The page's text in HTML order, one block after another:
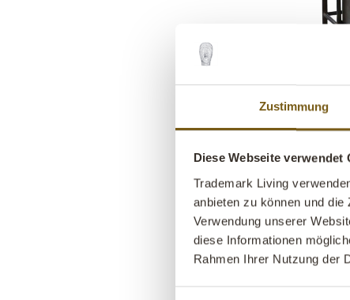
Zustimmung
Diese Webseite verwendet
Trademark Living
anbieten zu können und
Verwendung unserer
diese Informationen
Rahmen Ihrer Nutzung der